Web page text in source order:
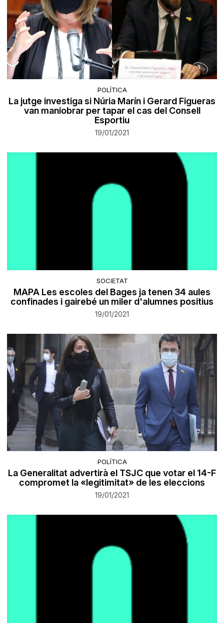
POLÍTICA
La jutge investiga si Núria Marín i Gerard Figueras
van maniobrar per tapar el cas del Consell
Esportiu
19/01/2021
SOCIETAT
MAPA Les escoles del Bages ja tenen 34 aules
confinades i gairebé un miler d'alumnes positius
19/01/2021
POLÍTICA
La Generalitat advertirà el TSJC que votar el 14-F
compromet la «legitimitat» de les eleccions
19/01/2021